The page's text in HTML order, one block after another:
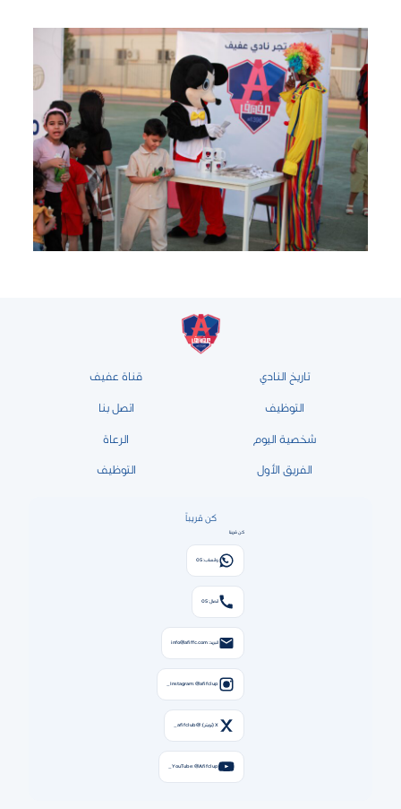
تاريخ النادي قناة عفيف
التوظيف اتصل بنا
شخصية اليوم الرعاة
الفريق الأول التوظيف
كن قريباً
كن قريبًا
واتساب: 05
اتصال: 05
البريد: info@afiffc.com
Instagram: @afifclup_
X (تويتر): @afifclub_
YouTube: @Afifclup_